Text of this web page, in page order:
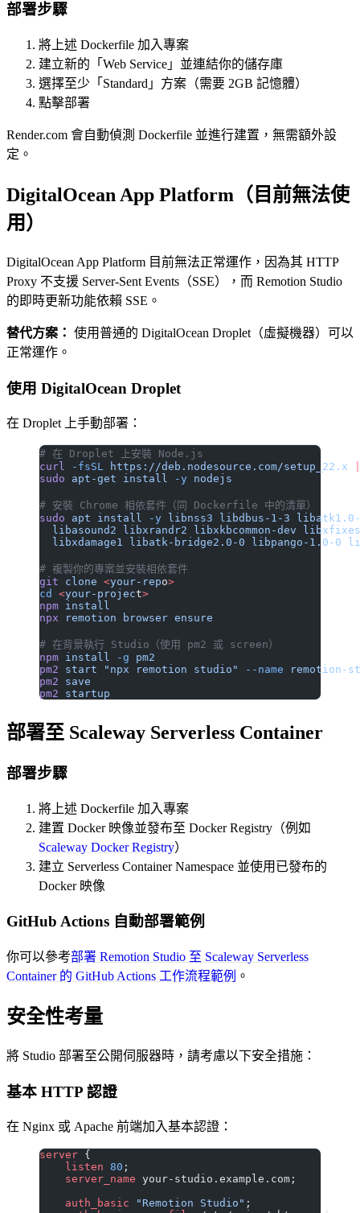
部署步驟
將上述 Dockerfile 加入專案
建立新的「Web Service」並連結你的儲存庫
選擇至少「Standard」方案（需要 2GB 記憶體）
點擊部署
Render.com 會自動偵測 Dockerfile 並進行建置，無需額外設
定。
DigitalOcean App Platform（目前無法使
用）
DigitalOcean App Platform 目前無法正常運作，因為其 HTTP
Proxy 不支援 Server-Sent Events（SSE），而 Remotion Studio
的即時更新功能依賴 SSE。
替代方案： 使用普通的 DigitalOcean Droplet（虛擬機器）可以
正常運作。
使用 DigitalOcean Droplet
在 Droplet 上手動部署：
# 在 Droplet 上安裝 Node.js
curl -fsSL https://deb.nodesource.com/setup_22.x
sudo apt-get install -y nodejs
# 安裝 Chrome 相依套件（同 Dockerfile 中的清單）
sudo apt install -y libnss3 libdbus-1-3
  libasound2
libxrandr2 libxkbcommon-dev
  libxdamage1
libatk-bridge2.0-0 libpango-1.0-0
# 複製你的專案並安裝相依套件
git clone <your-repo>
cd
<your-project>
npm install
npx remotion browser ensure
# 在背景執行 Studio（使用 pm2 或 screen）
npm install -g pm2
pm2 start "npx remotion studio" --name remotion-
pm2 save
pm2 startup
部署至 Scaleway Serverless Container
部署步驟
將上述 Dockerfile 加入專案
建置 Docker 映像並發布至 Docker Registry（例如
Scaleway Docker Registry）
建立 Serverless Container Namespace 並使用已發布的
Docker 映像
GitHub Actions 自動部署範例
你可以參考部署 Remotion Studio 至 Scaleway Serverless
Container 的 GitHub Actions 工作流程範例 。
安全性考量
將 Studio 部署至公開伺服器時，請考慮以下安全措施：
基本 HTTP 認證
在 Nginx 或 Apache 前端加入基本認證：
server {
    listen
80 ;
    server_name
your-studio.example.com;
    auth_basic
"Remotion Studio" ;